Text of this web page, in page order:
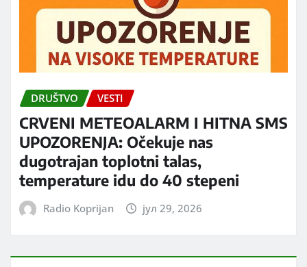
DRUŠTVO VESTI
CRVENI METEOALARM I HITNA SMS
UPOZORENJA: Očekuje nas
dugotrajan toplotni talas,
temperature idu do 40 stepeni
Radio Koprijan јул 29, 2026